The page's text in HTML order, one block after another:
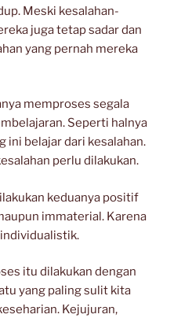
Meski kesalahan-
juga tetap sadar dan
yang pernah mereka
memproses segala
Seperti halnya
ini belajar dari kesalahan.
perlu dilakukan.
keduanya positif
immaterial. Karena
itu dilakukan dengan
yang paling sulit kita
Kejujuran,